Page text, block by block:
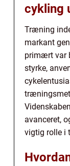
cykling
Træning
markant
primært var
styrke,
avanceret,
vigtig rolle i